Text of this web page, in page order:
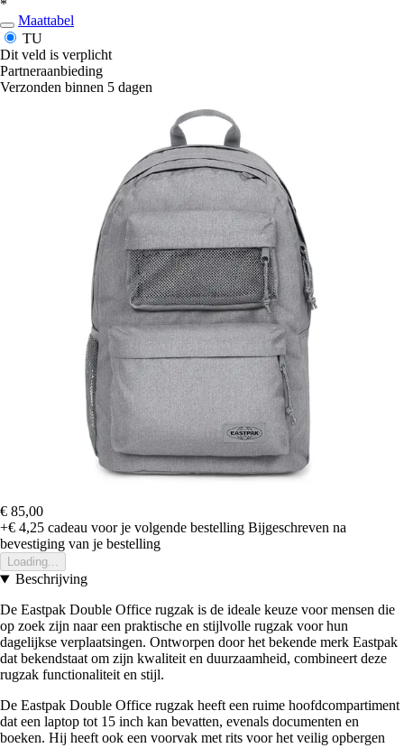
*
Maattabel
TU
Dit veld is verplicht
Partneraanbieding
Verzonden binnen 5 dagen
€ 85,00
+€ 4,25 cadeau voor je volgende bestelling Bijgeschreven na
bevestiging van je bestelling
Loading...
Beschrijving
De Eastpak Double Office rugzak is de ideale keuze voor mensen die
op zoek zijn naar een praktische en stijlvolle rugzak voor hun
dagelijkse verplaatsingen. Ontworpen door het bekende merk Eastpak
dat bekendstaat om zijn kwaliteit en duurzaamheid, combineert deze
rugzak functionaliteit en stijl.
De Eastpak Double Office rugzak heeft een ruime hoofdcompartiment
dat een laptop tot 15 inch kan bevatten, evenals documenten en
boeken. Hij heeft ook een voorvak met rits voor het veilig opbergen